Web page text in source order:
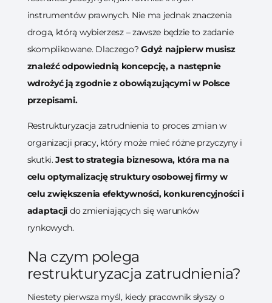
instrumentów prawnych. Nie ma jednak znaczenia
droga, którą wybierzesz – zawsze będzie to zadanie
skomplikowane. Dlaczego?Gdyż najpierw musisz
znaleźć odpowiednią koncepcję, a następnie
wdrożyć ją zgodnie z obowiązującymi w Polsce
przepisami.
Restrukturyzacja zatrudnienia to proces zmian w
organizacji pracy, który może mieć różne przyczyny i
skutki.Jest to strategia biznesowa, która ma na
celu optymalizację struktury osobowej firmy w
celu zwiększenia efektywności, konkurencyjności i
adaptacji do zmieniających się warunków
rynkowych.
Na czym polega
restrukturyzacja zatrudnienia?
Niestety pierwsza myśl, kiedy pracownik słyszy o